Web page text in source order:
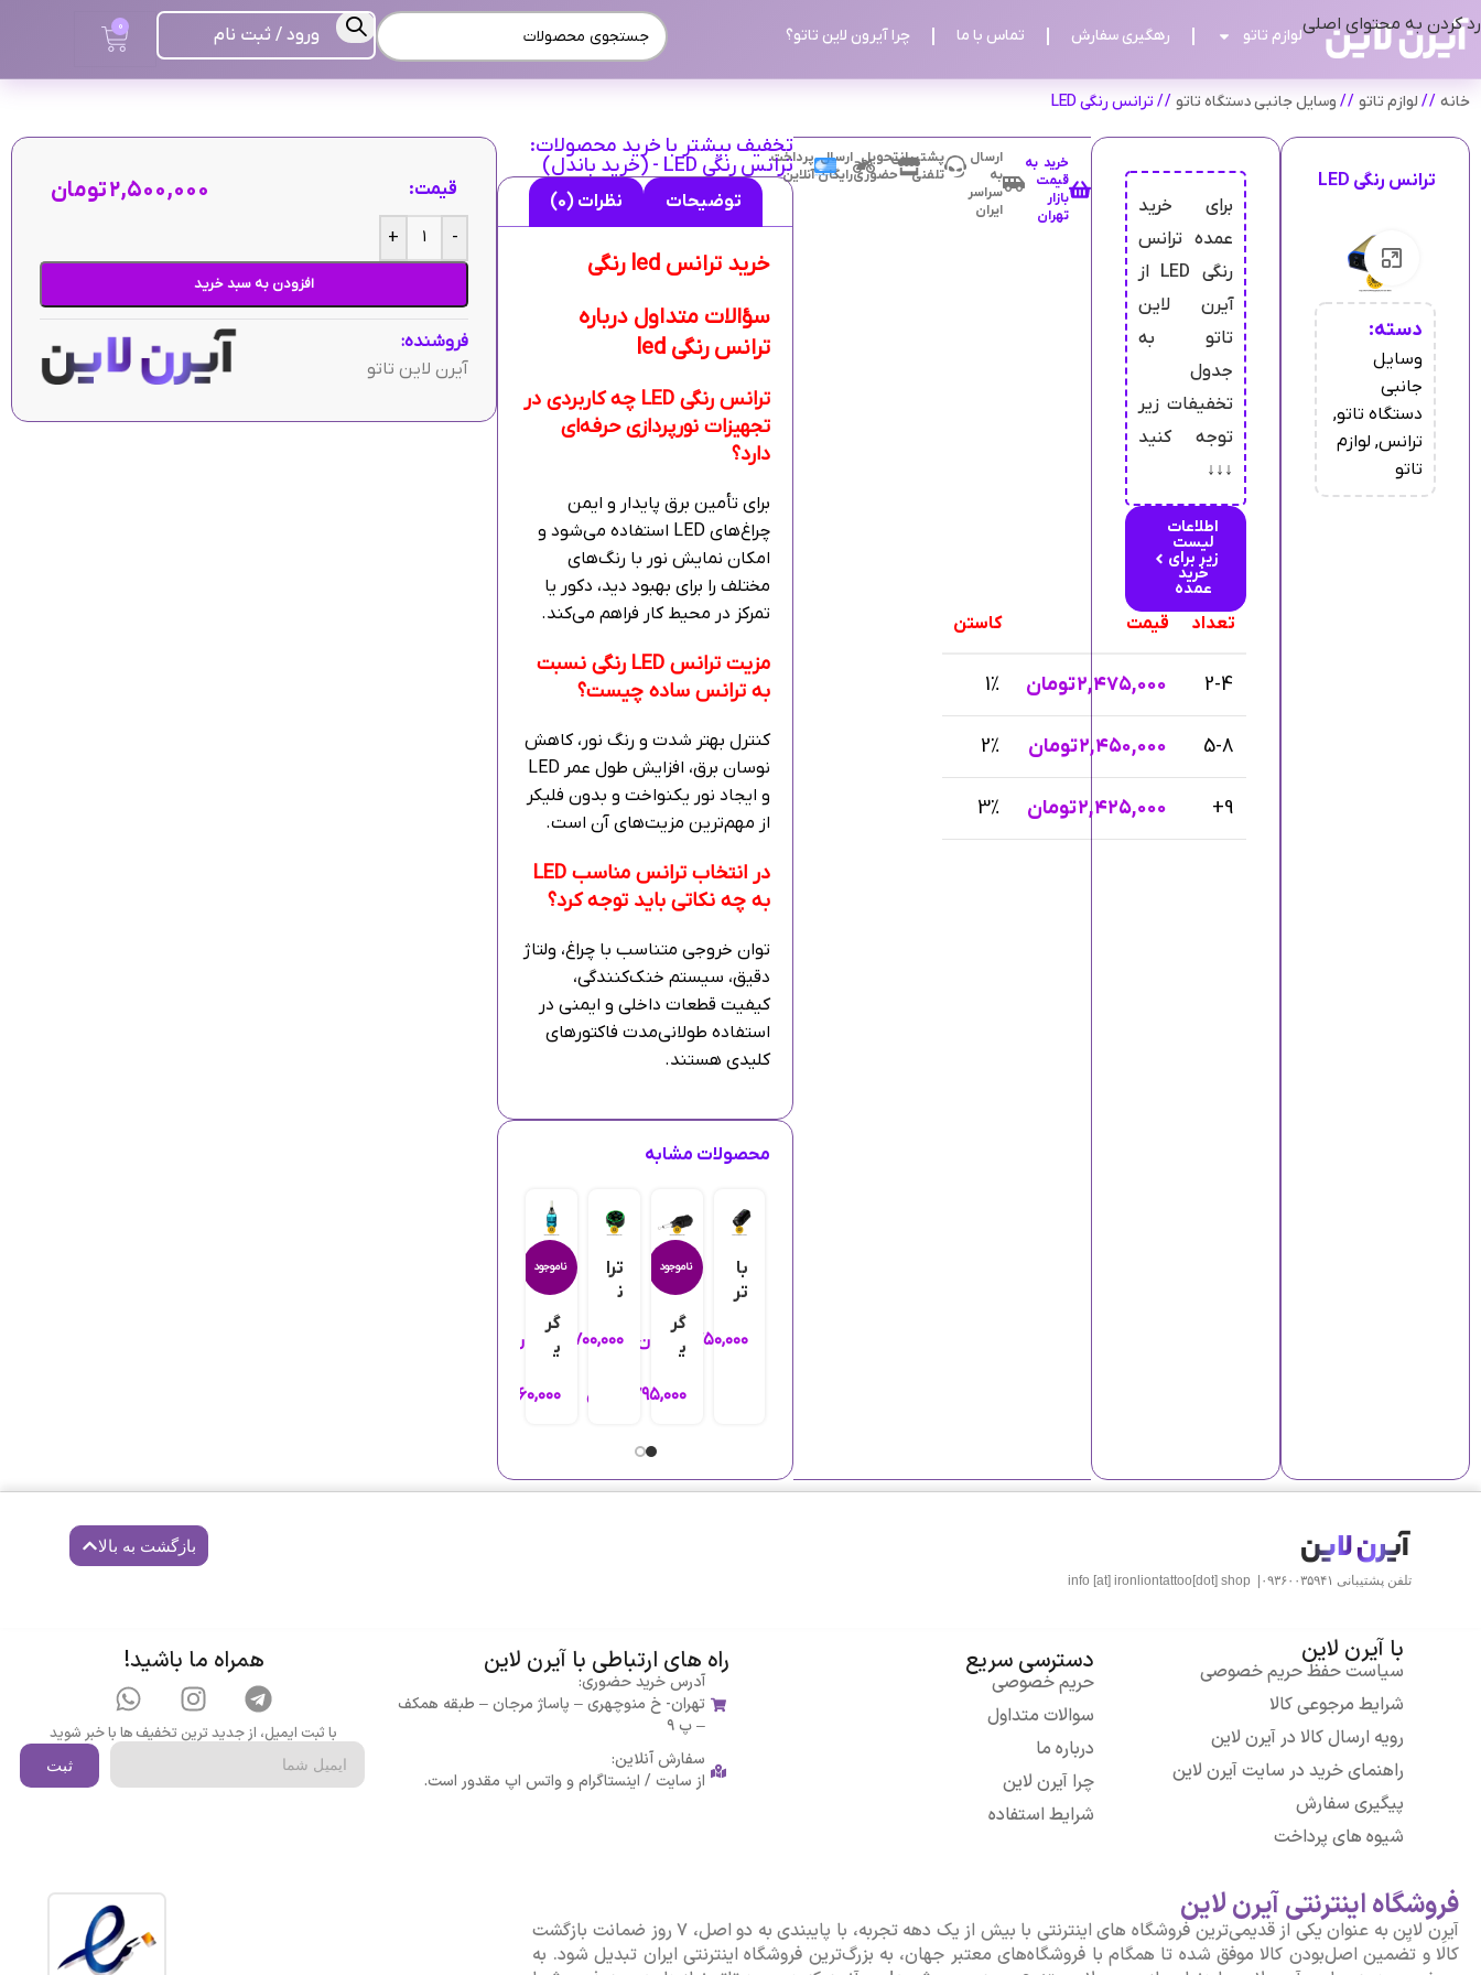
رد کردن به محتوای اصلی
لوازم تاتو رهگیری سفارش تماس با ما چرا آیرون لاین تاتو؟ ورود / ثبت نام 0
خانه / لوازم تاتو / وسایل جانبی دستگاه تاتو / ترانس رنگی LED
ترانس رنگی LED
بزرگنمایی تصویر
دسته:
وسایل
جانبی
دستگاه تاتو,
ترانس, لوازم
تاتو
برای خرید
عمده ترانس
رنگی LED از
آیرن لاین
تاتو به
جدول
تخفیفات زیر
توجه کنید
↓↓↓
اطلاعات
لیست
زیر برای
خرید
عمده
تعداد قیمت کاستن
2-4 ۲,۴۷۵,۰۰۰تومان 1%
5-8 ۲,۴۵۰,۰۰۰تومان 2%
9+ ۲,۴۲۵,۰۰۰تومان 3%
خرید به
قیمت
بازار
تهران
ارسال
به
سراسر
ایران
پشتیبانی
تلفنی
تحویل
حضوری
ارسال
رایگان
پرداخت
آنلاین
تخفیف بیشتر با خرید محصولات:
ترانس رنگی LED - (خرید باندل)
توضیحات نظرات (0)
خرید ترانس led رنگی
سؤالات متداول درباره
ترانس رنگی led
ترانس رنگی LED چه کاربردی در
تجهیزات نورپردازی حرفه‌ای
دارد؟
برای تأمین برق پایدار و ایمن
چراغ‌های LED استفاده می‌شود و
امکان نمایش نور با رنگ‌های
مختلف را برای بهبود دید، دکور یا
تمرکز در محیط کار فراهم می‌کند.
مزیت ترانس LED رنگی نسبت
به ترانس ساده چیست؟
کنترل بهتر شدت و رنگ نور، کاهش
نوسان برق، افزایش طول عمر LED
و ایجاد نور یکنواخت و بدون فلیکر
از مهم‌ترین مزیت‌های آن است.
در انتخاب ترانس مناسب LED
به چه نکاتی باید توجه کرد؟
توان خروجی متناسب با چراغ، ولتاژ
دقیق، سیستم خنک‌کنندگی،
کیفیت قطعات داخلی و ایمنی در
استفاده طولانی‌مدت فاکتورهای
کلیدی هستند.
محصولات مشابه
با
تر
د
پ
۹,۷۵۰,۰۰۰ تومان
ناموجود
گر
ی
کا
۷۹۵,۰۰۰ تومان
ترا
ن
ار
or
۳,۷۰۰,۰۰۰ تومان
ناموجود
گر
ی
کا
۳
Z
۱,۵۶۰,۰۰۰
س
3
ج
T
-
قیمت: ۲,۵۰۰,۰۰۰تومان
-
+
افزودن به سبد خرید
فروشنده:
آیرن لاین تاتو
تلفن پشتیبانی ۰۹۳۶۰۰۳۵۹۴۱|
بازگشت به بالا
با آیرن لاین
سیاست حفظ حریم خصوصی
شرایط مرجوعی کالا
رویه ارسال کالا در آیرن لاین
راهنمای خرید در سایت آیرن لاین
پیگیری سفارش
شیوه های پرداخت
دسترسی سریع
حریم خصوصی
سوالات متداول
درباره ما
چرا آیرن لاین
شرایط استفاده
راه های ارتباطی با آیرن لاین
آدرس خرید حضوری:
تهران- خ منوچهری – پاساژ مرجان – طبقه همکف
– پ ۹
سفارش آنلاین:
از سایت / اینستاگرام و واتس اپ مقدور است.
همراه ما باشید!
با ثبت ایمیل، از جدید ترین تخفیف ها با خبر شوید
ثبت
فروشگاه اینترنتی آیرن لاین
آیرِن لایِن به عنوان یکی از قدیمی‌ترین فروشگاه های اینترنتی با بیش از یک دهه تجربه، با پایبندی به دو اصل، ۷ روز ضمانت بازگشت
کالا و تضمین اصل‌بودن کالا موفق شده تا همگام با فروشگاه‌های معتبر جهان، به بزرگ‌ترین فروشگاه اینترنتی ایران تبدیل شود. به